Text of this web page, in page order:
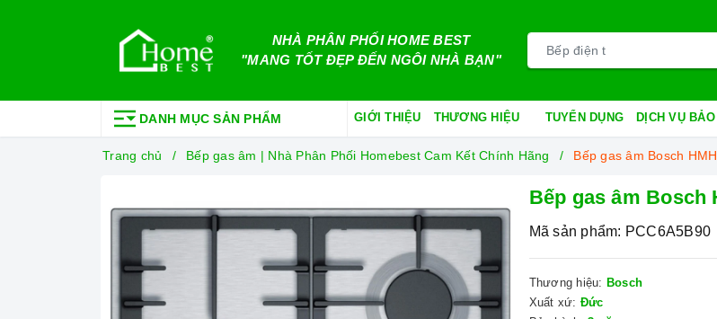
NHÀ PHÂN PHỐI HOME BEST
"MANG TỐT ĐẸP ĐẾN NGÔI NHÀ BẠN"
DANH MỤC SẢN PHẨM GIỚI THIỆU THƯƠNG HIỆU TUYỂN DỤNG DỊCH VỤ
Trang chủ Bếp gas âm | Nhà Phân Phối Homebest Cam Kết Chính Hãng Bếp gas âm Bosch
Bếp gas âm Bosch
Mã sản phẩm: PCC6A5B90
Thương hiệu: Bosch
Xuất xứ: Đức